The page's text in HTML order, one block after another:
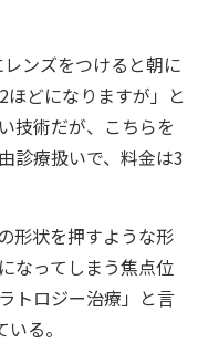
ンズをつけると朝に
どになりますが」と
技術だが、こちらを
診療扱いで、料金は3
形状を押すような形
なってしまう焦点位
トロジー治療」と言
る。